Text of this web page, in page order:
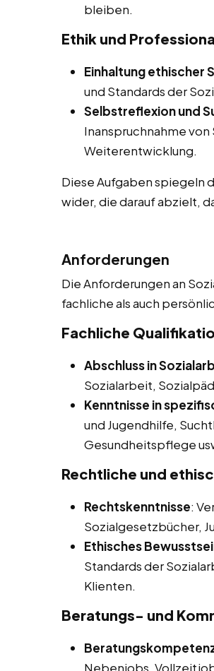
bleiben.
Ethik und
Einhaltung ethischer
und Standards der
Selbstreflexion und
Inanspruchnahme
Weiterentwicklung.
Diese Aufgaben spiegeln
wider, die darauf abzielt,
Anforderungen
Die Anforderungen an
fachliche als auch
Fachliche
Abschluss in
Sozialarbeit,
Kenntnisse in
und Jugendhilfe,
Gesundheitspflege
Rechtliche und
Rechtskenntnisse:
Sozialgesetzbücher,
Ethisches
Standards der
Klienten.
Beratungs- und
Nebenjobs,